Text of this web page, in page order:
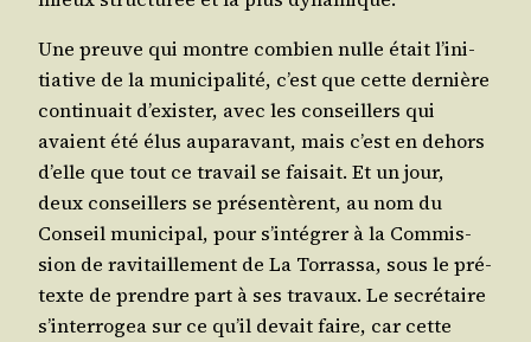
Une preuve qui montre com­bien nulle était l’i­ni­
tia­tive de la muni­ci­pa­li­té, c’est que cette der­nière
conti­nuait d’exis­ter, avec les conseillers qui
avaient été élus aupa­ra­vant, mais c’est en dehors
d’elle que tout ce tra­vail se fai­sait. Et un jour,
deux conseillers se pré­sen­tèrent, au nom du
Conseil muni­ci­pal, pour s’in­té­grer à la Com­mis­
sion de ravi­taille­ment de La Tor­ras­sa, sous le pré­
texte de prendre part à ses tra­vaux. Le secré­taire
s’in­ter­ro­gea sur ce qu’il devait faire, car cette